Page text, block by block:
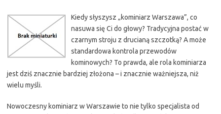
Kiedy słyszysz „kominiarz Warszawa”, co
nasuwa się Ci do głowy? Tradycyjna postać w
czarnym stroju z drucianą szczotką? A może
standardowa kontrola przewodów
kominowych? To prawda, ale rola kominiarza
jest dziś znacznie bardziej złożona – i znacznie ważniejsza, niż
wielu myśli.
Nowoczesny kominiarz w Warszawie to nie tylko specjalista od